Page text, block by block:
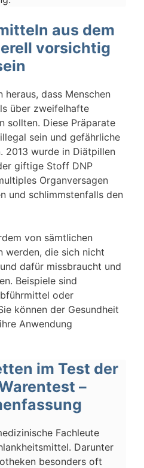
aus dem
vorsichtig
heraus, dass Menschen
über zweifelhafte
sollten. Diese Präparate
sein und gefährliche
2013 wurde in Diätpillen
giftige Stoff DNP
Organversagen
und schlimmstenfalls den
von sämtlichen
werden, die sich nicht
dafür missbraucht und
Beispiele sind
oder
können der Gesundheit
Anwendung
im Test der
–
Fachleute
Darunter
besonders oft